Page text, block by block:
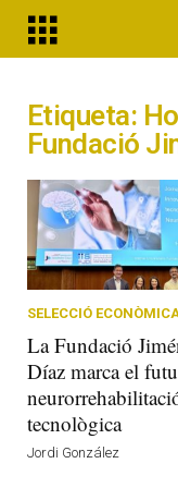
Etiqueta:
Fundació
SELECCIÓ
La Fundació
Díaz marca el
tecnològica
Jordi González